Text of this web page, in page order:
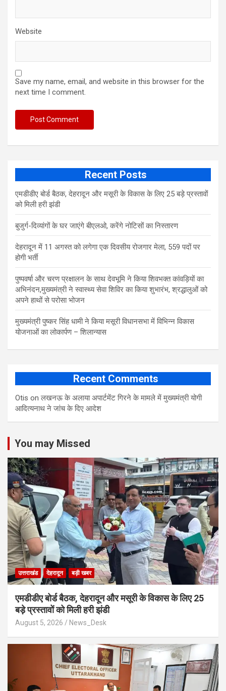
Website
Save my name, email, and website in this browser for the
next time I comment.
Recent Posts
एमडीडीए बोर्ड बैठक, देहरादून और मसूरी के विकास के लिए 25 बड़े प्रस्तावों
को मिली हरी झंडी
बुजुर्ग-दिव्यांगों के घर जाएंगे बीएलओ, करेंगे नोटिसों का निस्तारण
​देहरादून में 11 अगस्त को लगेगा एक दिवसीय रोजगार मेला, 559 पदों पर
होगी भर्ती
पुष्पवर्षा और चरण प्रक्षालन के साथ देवभूमि ने किया शिवभक्त कांवड़ियों का
अभिनंदन,मुख्यमंत्री ने स्वास्थ्य सेवा शिविर का किया शुभारंभ, श्रद्धालुओं को
अपने हाथों से परोसा भोजन
मुख्यमंत्री पुष्कर सिंह धामी ने किया मसूरी विधानसभा में विभिन्न विकास
योजनाओं का लोकार्पण – शिलान्यास
Recent Comments
Otis onलखनऊ के अलाया अपार्टमेंट गिरने के मामले में मुख्‍यमंत्री योगी
आद‍ित्‍यनाथ ने जांच के द‍िए आदेश
You may Missed
उत्तराखंड देहरादून बड़ी खबर
एमडीडीए बोर्ड बैठक, देहरादून और मसूरी के विकास के लिए 25
बड़े प्रस्तावों को मिली हरी झंडी
August 5, 2026 News_Desk